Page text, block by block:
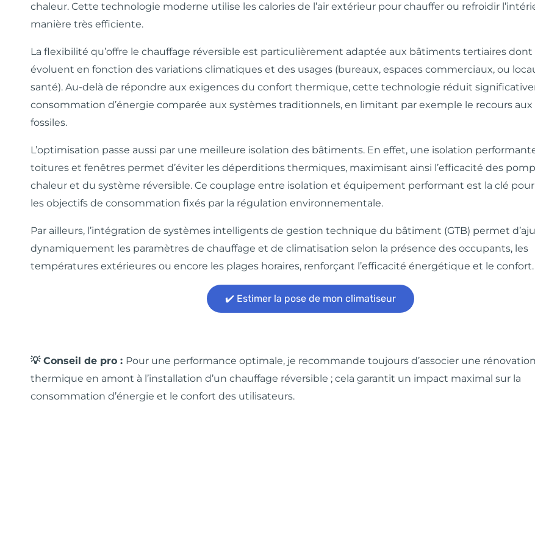
chaleur. Cette technologie moderne utilise les calories de l’air extérieur pour chauffer ou refroidir
manière très efficiente.
La flexibilité qu’offre le chauffage réversible est particulièrement adaptée aux bâtiments tertiaires dont
évoluent en fonction des variations climatiques et des usages (bureaux, espaces commerciaux, ou
santé). Au-delà de répondre aux exigences du confort thermique, cette technologie réduit
consommation d’énergie comparée aux systèmes traditionnels, en limitant par exemple le recours
fossiles.
L’optimisation passe aussi par une meilleure isolation des bâtiments. En effet, une isolation
toitures et fenêtres permet d’éviter les déperditions thermiques, maximisant ainsi l’efficacité des
chaleur et du système réversible. Ce couplage entre isolation et équipement performant est la clé
les objectifs de consommation fixés par la régulation environnementale.
Par ailleurs, l’intégration de systèmes intelligents de gestion technique du bâtiment (GTB) permet
dynamiquement les paramètres de chauffage et de climatisation selon la présence des occupants, les
températures extérieures ou encore les plages horaires, renforçant l’efficacité énergétique et le confort.
✔️ Estimer la pose de mon climatiseur
💡 Conseil de pro : Pour une performance optimale, je recommande toujours d’associer une rénovation
thermique en amont à l’installation d’un chauffage réversible ; cela garantit un impact maximal sur la
consommation d’énergie et le confort des utilisateurs.